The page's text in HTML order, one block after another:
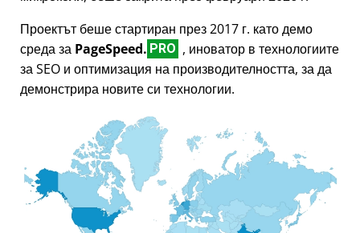
Проектът беше стартиран през 2017 г. като демо
среда за PageSpeed. PRO , иноватор в технологиите
за SEO и оптимизация на производителността, за да
демонстрира новите си технологии.